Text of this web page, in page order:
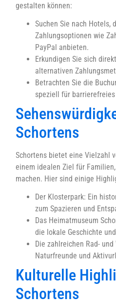
gestalten können:
Suchen Sie nach Hotels,
Zahlungsoptionen wie
PayPal anbieten.
Erkundigen Sie sich
alternativen
Betrachten Sie die
speziell für
Schortens
Schortens bietet eine Vielzahl
einem idealen Ziel für
machen. Hier sind einige
Der Klosterpark: Ein
zum Spazieren und
Das Heimatmuseum
die lokale Geschichte
Die zahlreichen Rad-
Naturfreunde und
Kulturelle
Schortens